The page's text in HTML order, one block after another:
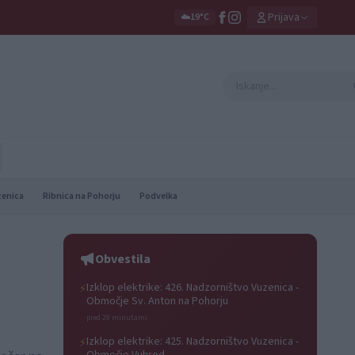
☁️19°C Prijava
Ribnica na Pohorju Podvelka
Obvestila
⚡Izklop elektrike: 426. Nadzorništvo Vuzenica -
Območje Sv. Anton na Pohorju
pred 29 minutami
⚡Izklop elektrike: 425. Nadzorništvo Vuzenica -